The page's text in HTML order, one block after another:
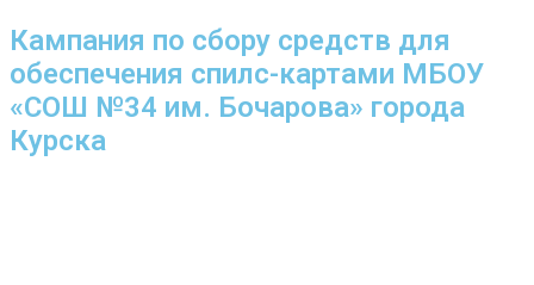
Кампания по сбору средств для
обеспечения спилс-картами МБОУ
«СОШ №34 им. Бочарова» города
Курска